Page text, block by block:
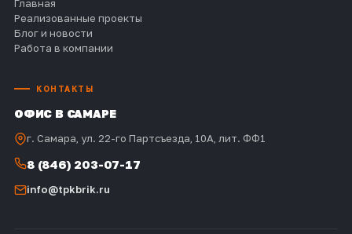
Главная
Реализованные проекты
Блог и новости
Работа в компании
КОНТАКТЫ
ОФИС В САМАРЕ
г. Самара, ул. 22-го Партсъезда, 10А, лит. ФФ1
8 (846) 203-07-17
info@tpkbrik.ru